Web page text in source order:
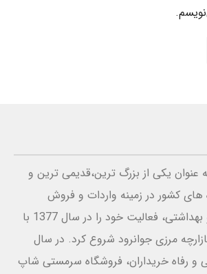
یکی از بزرگ ترین،قدیمی ترین و
های کشور در زمینه واردات و فروش
محصولات شوینده و بهداشتی، فعالیت خود را در سال 1377 با
مرزی جوانرود شروع کرد. در سال
و رفاه خریداران، فروشگاه سرمستی شاپ